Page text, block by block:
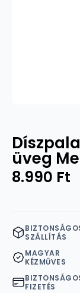
üveg
8.990 Ft
SZÁLLÍTÁS
MAGYAR
KÉZMŰVES
FIZETÉS